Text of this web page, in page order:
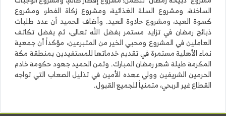
الساخنة، ومشروع السلة الغذائية، ومشروع زكاة الفطر، ومشروع
كسوة العيد، ومشروع حلاوة العيد. وأضاف الحميد أن عدد طلبات
ذبائح رمضان في تزايد مستمر بفضل الله تعالى، ثم بفضل تكاتف
العاملين في المشروع ومحبي الخير من المتبرعين، مؤكداً أن جمعية
نماء الأهلية مستمرة في تقديم خدماتها للمستفيدين بمنطقة مكة
المكرمة طيلة شهر رمضان المبارك. وثمن الحميد جهود حكومة خادم
الحرمين الشريفين وولي عهده الأمين في تذليل الصعاب التي تواجه
القطاع غير الربحي، متمنياً للجميع القبول.